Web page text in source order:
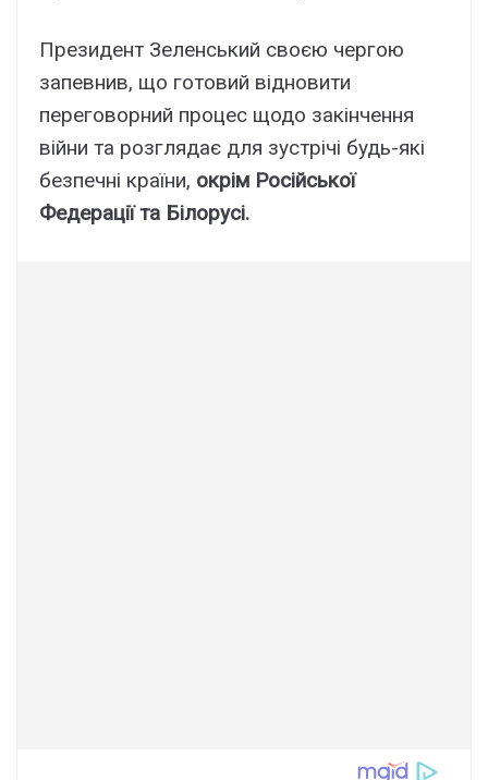
Президент Зеленський своєю чергою
запевнив, що готовий відновити
переговорний процес щодо закінчення
війни та розглядає для зустрічі будь-які
безпечні країни, окрім Російської
Федерації та Білорусі.